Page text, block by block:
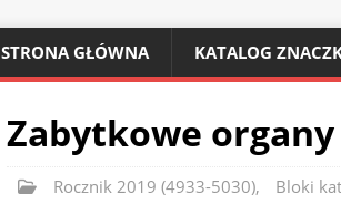
STRONA GŁÓWNA KATALOG
Zabytkowe organy
Rocznik 2019 (4933-5030), Bloki